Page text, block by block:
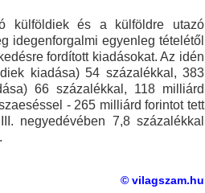
külföldiek és a külföldre utazó
idegenforgalmi egyenleg tételétől
fordított kiadásokat. Az idén
kiadása) 54 százalékkal, 383
66 százalékkal, 118 milliárd
- 265 milliárd forintot tett
negyedévében 7,8 százalékkal
© vilagszam.hu